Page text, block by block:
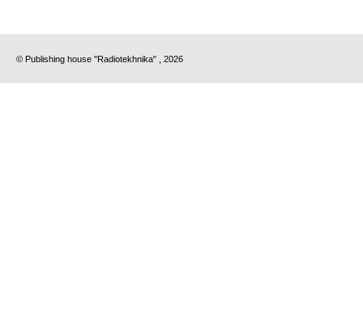
© Publishing house "Radiotekhnika" , 2026